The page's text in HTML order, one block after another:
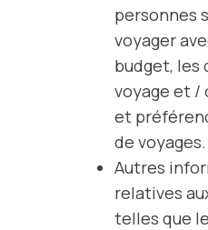
personnes
voyager
budget, les
voyage et /
et
de voyages.
Autres
relatives
telles que